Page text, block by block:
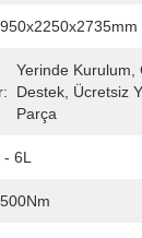
Yerinde Kurulum,
Destek, Ücretsiz
Parça
6L